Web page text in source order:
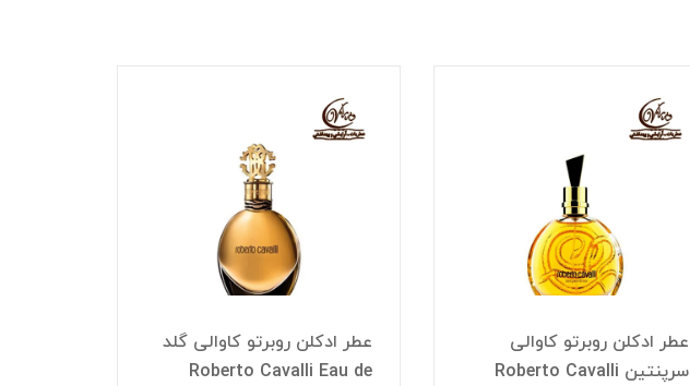
عطر ادکلن روبرتو کاوالی
سرپنتین Roberto Cavalli
عطر ادکلن روبرتو کاوالی گلد
Roberto Cavalli Eau de